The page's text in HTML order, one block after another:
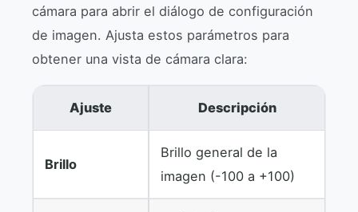
cámara para abrir el diálogo de configuración
de imagen. Ajusta estos parámetros para
obtener una vista de cámara clara:
Ajuste Descripción
Brillo
Brillo general de la
imagen (-100 a +100)